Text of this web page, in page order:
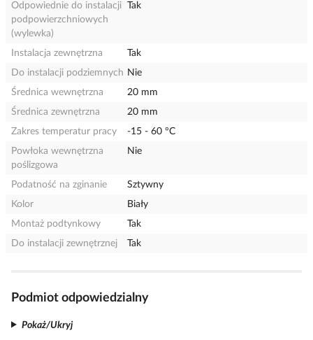
Odpowiednie do instalacji
podpowierzchniowych
(wylewka)
Tak
Instalacja zewnętrzna
Tak
Do instalacji podziemnych Nie
Średnica wewnętrzna
20 mm
Średnica zewnętrzna
20 mm
Zakres temperatur pracy
-15 - 60 °C
Powłoka wewnętrzna
poślizgowa
Nie
Podatność na zginanie
Sztywny
Kolor
Biały
Montaż podtynkowy
Tak
Do instalacji zewnętrznej
Tak
Podmiot odpowiedzialny
Pokaż/Ukryj